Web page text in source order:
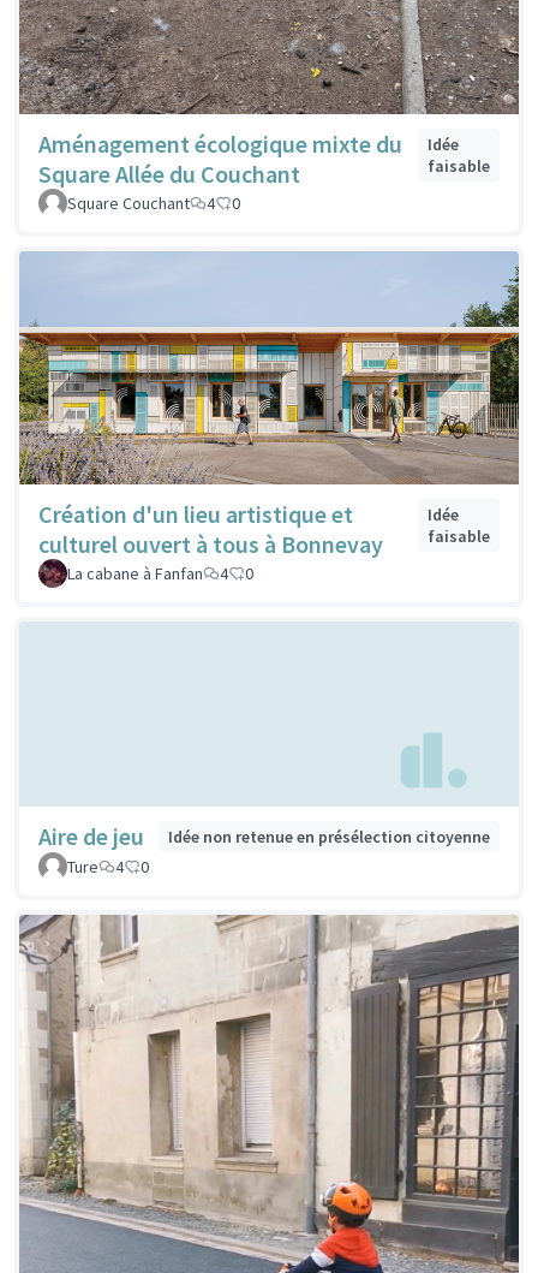
Aménagement écologique mixte du
Square Allée du Couchant
Idée
faisable
Square Couchant
4 0
Création d'un lieu artistique et
culturel ouvert à tous à Bonnevay
Idée
faisable
La cabane à Fanfan
4 0
Aire de jeu
Idée non retenue en présélection citoyenne
Ture
4 0